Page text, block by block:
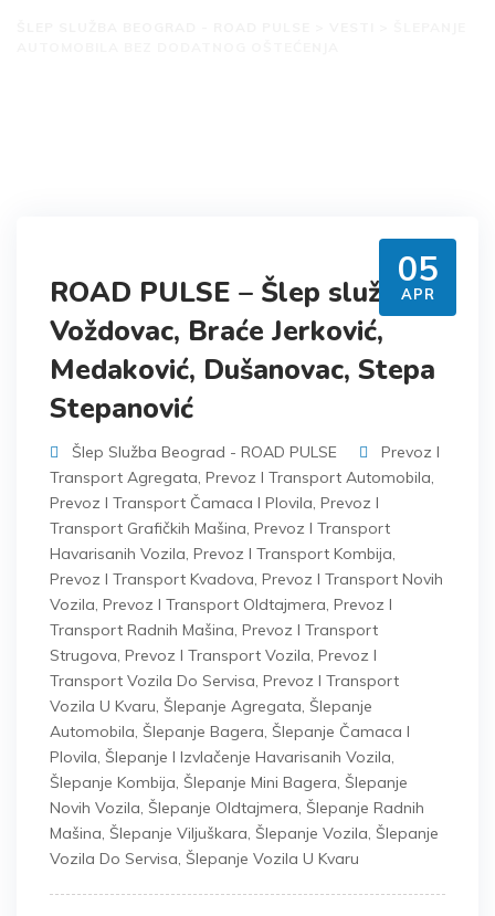
05
APR
ROAD PULSE – Šlep služba
Voždovac, Braće Jerković,
Medaković, Dušanovac, Stepa
Stepanović
Šlep Služba Beograd - ROAD PULSE
Prevoz I
Transport Agregata, Prevoz I Transport Automobila,
Prevoz I Transport Čamaca I Plovila, Prevoz I
Transport Grafičkih Mašina, Prevoz I Transport
Havarisanih Vozila, Prevoz I Transport Kombija,
Prevoz I Transport Kvadova, Prevoz I Transport Novih
Vozila, Prevoz I Transport Oldtajmera, Prevoz I
Transport Radnih Mašina, Prevoz I Transport
Strugova, Prevoz I Transport Vozila, Prevoz I
Transport Vozila Do Servisa, Prevoz I Transport
Vozila U Kvaru, Šlepanje Agregata, Šlepanje
Automobila, Šlepanje Bagera, Šlepanje Čamaca I
Plovila, Šlepanje I Izvlačenje Havarisanih Vozila,
Šlepanje Kombija, Šlepanje Mini Bagera, Šlepanje
Novih Vozila, Šlepanje Oldtajmera, Šlepanje Radnih
Mašina, Šlepanje Viljuškara, Šlepanje Vozila, Šlepanje
Vozila Do Servisa, Šlepanje Vozila U Kvaru